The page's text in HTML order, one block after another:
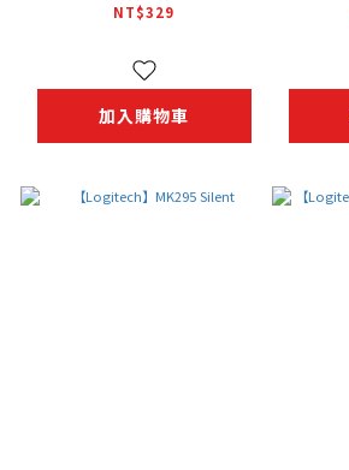
NT$329
加入購物車